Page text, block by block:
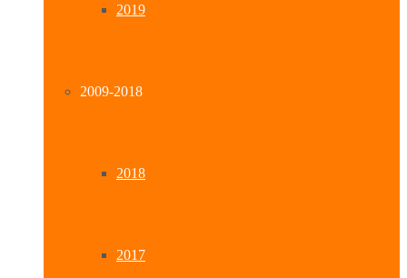
2019
2009-2018
2018
2017